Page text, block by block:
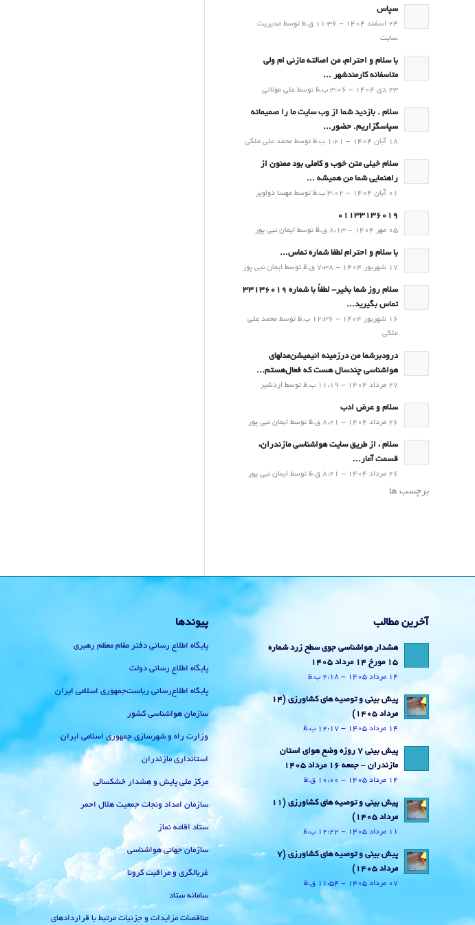
سپاس
24 اسفند 1404 - 11:36 ق.ظ توسط مدیریت
سایت
با سلام و احترام، من اصالته مازنی ام ولی
متاسفانه کارمندشهر ...
23 دی 1404 - 3:06 ب.ظ توسط علی مولائی
سلام . بازدید شما از وب سایت ما را صمیمانه
سپاسگزاریم. حضور...
18 آبان 1404 - 1:21 ب.ظ توسط محمد علی ملکی
سلام خیلی متن خوب و کاملی بود ممنون از
راهنمایی شما من همیشه ...
01 آبان 1404 - 3:02 ب.ظ توسط مهسا دولوپر
01133136019
05 مهر 1404 - 8:13 ق.ظ توسط ایمان نبی پور
با سلام و احترام لطفا شماره تماس...
17 شهریور 1404 - 7:38 ق.ظ توسط ایمان نبی پور
سلام روز شما بخیر- لطفاً با شماره 33136019
تماس بگیرید...
16 شهریور 1404 - 12:36 ب.ظ توسط محمد علی
ملکی
درودبرشما من درزمینه انیمیشن‌مدلهای
هواشناسی چندسال هست که فعال‌هستم...
27 مرداد 1404 - 11:19 ب.ظ توسط اردشیر
سلام و عرض ادب
26 مرداد 1404 - 8:21 ق.ظ توسط ایمان نبی پور
سلام ، از طریق سایت هواشناسی مازندران،
قسمت آمار...
26 مرداد 1404 - 8:21 ق.ظ توسط ایمان نبی پور
برچسب ها
آخرین مطالب
هشدار هواشناسی جوی سطح زرد شماره
15 مورخ 14 مرداد 1405
14 مرداد 1405 - 2:18 ب.ظ
پیش بینی و توصیه های کشاورزی (14
مرداد ۱۴۰۵)
14 مرداد 1405 - 12:17 ب.ظ
پیش بینی 7 روزه وضع هوای استان
مازندران – جمعه 16 مرداد 1405
14 مرداد 1405 - 10:00 ق.ظ
پیش بینی و توصیه های کشاورزی (11
مرداد ۱۴۰۵)
11 مرداد 1405 - 12:22 ب.ظ
پیش بینی و توصیه های کشاورزی (7
مرداد ۱۴۰۵)
07 مرداد 1405 - 11:54 ق.ظ
پیوندها
پایگاه اطلاع رسانی دفتر مقام معظم رهبری
پایگاه اطلاع رسانی دولت
پایگاه اطلاع‌رسانی ریاست‌جمهوری اسلامی ایران
سازمان هواشناسی کشور
وزارت راه و شهرسازی جمهوری اسلامی ایران
استانداری مازندران
مرکز ملی پایش و هشدار خشکسالی
سازمان امداد ونجات جمعیت هلال احمر
ستاد اقامه نماز
سازمان جهانی هواشناسی
غربالگری و مراقبت کرونا
سامانه ستاد
مناقصات مزایدات و جزئیات مرتبط با قراردادهای